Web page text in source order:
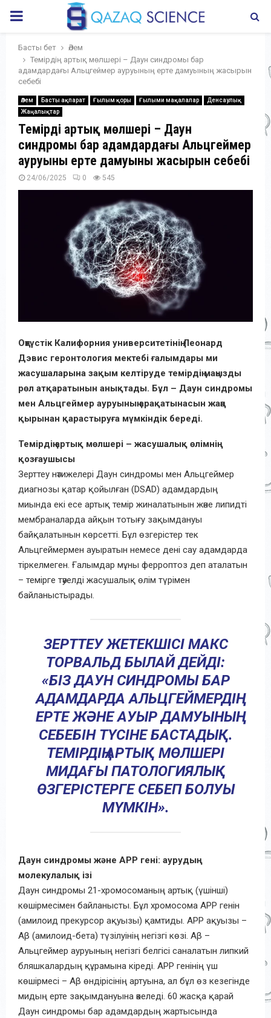
PRIMARY
MENU
Басты бет
Әлем
Темірдің артық мөлшері – Даун синдромы бар
адамдардағы Альцгеймер ауруының ерте дамуының жасырын
себебі
Әлем Басты ақпарат Ғылым қоры Ғылыми мақалалар
Денсаулық
Жаңалықтар
Темірдің артық мөлшері – Даун
синдромы бар адамдардағы Альцгеймер
ауруының ерте дамуының жасырын себебі
24/06/2025 0 545
Оңтүстік Калифорния университетінің Леонард
Дэвис геронтология мектебі ғалымдары ми
жасушаларына зақым келтіруде темірдің маңызды
рөл атқаратынын анықтады. Бұл – Даун синдромы
мен Альцгеймер ауруының арақатынасын жаңа
қырынан қарастыруға мүмкіндік береді.
Темірдің артық мөлшері – жасушалық өлімнің
қозғаушысы
Зерттеу нәтижелері Даун синдромы мен Альцгеймер
диагнозы қатар қойылған (DSAD) адамдардың
миында екі есе артық темір жиналатынын және липидті
мембраналарда айқын тотығу зақымдануы
байқалатынын көрсетті. Бұл өзгерістер тек
Альцгеймермен ауыратын немесе дені сау адамдарда
тіркелмеген. Ғалымдар мұны ферроптоз деп аталатын
– темірге тәуелді жасушалық өлім түрімен
байланыстырады.
ЗЕРТТЕУ ЖЕТЕКШІСІ МАКС
ТОРВАЛЬД БЫЛАЙ ДЕЙДІ:
«БІЗ ДАУН СИНДРОМЫ БАР
АДАМДАРДА АЛЬЦГЕЙМЕРДІҢ
ЕРТЕ ЖӘНЕ АУЫР ДАМУЫНЫҢ
СЕБЕБІН ТҮСІНЕ БАСТАДЫҚ.
ТЕМІРДІҢ АРТЫҚ МӨЛШЕРІ
МИДАҒЫ ПАТОЛОГИЯЛЫҚ
ӨЗГЕРІСТЕРГЕ СЕБЕП БОЛУЫ
МҮМКІН».
Даун синдромы және APP гені: аурудың
молекулалық ізі
Даун синдромы 21-хромосоманың артық (үшінші)
көшірмесімен байланысты. Бұл хромосома APP генін
(амилоид прекурсор ақуызы) қамтиды. APP ақуызы –
Аβ (амилоид-бета) түзілуінің негізгі көзі. Аβ –
Альцгеймер ауруының негізгі белгісі саналатын липкий
бляшкалардың құрамына кіреді. APP генінің үш
көшірмесі – Aβ өндірісінің артуына, ал бұл өз кезегінде
мидың ерте зақымдануына әкеледі. 60 жасқа қарай
Даун синдромы бар адамдардың жартысында